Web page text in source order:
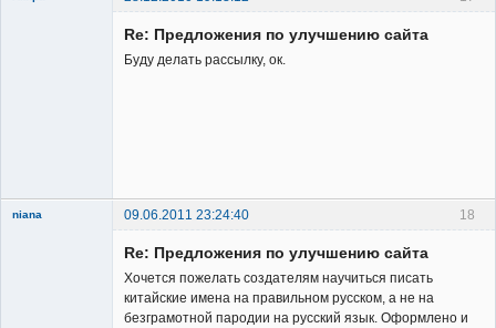
Re: Предложения по улучшению сайта
Буду делать рассылку, ок.
18
niana
09.06.2011 23:24:40
Re: Предложения по улучшению сайта
Хочется пожелать создателям научиться писать
китайские имена на правильном русском, а не на
безграмотной пародии на русский язык. Оформлено и